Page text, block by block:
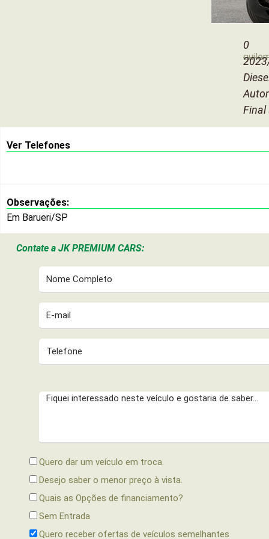
0
Final
Ver Telefones
Observações:
Em Barueri/SP
Contate a JK PREMIUM CARS:
Quero dar um veículo em troca.
Desejo saber o menor preço à vista.
Quais as Opções de financiamento?
Sem Entrada
Quero receber ofertas de veículos semelhantes